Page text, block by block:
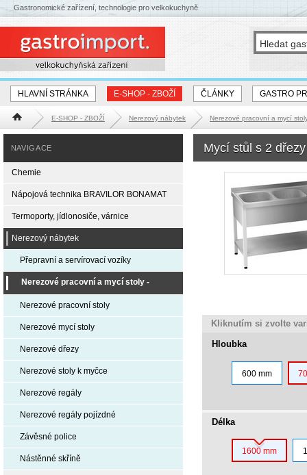
HLAVNÍ STRÁNKA E-SHOP - ZBOŽÍ ČLÁNKY GASTRO
Hlavní stránka E-SHOP - ZBOŽÍ Nerezový nábytek Nerezové pracovní a mycí
Mycí stůl s 2
Kliknutím si zvolte
Hloubka
600 mm
Délka
1600 mm
NAVIGACE
Chemie
Nápojová technika BRAVILOR BONAMAT
Termoporty, jídlonosiče, várnice
Nerezový nábytek
Přepravní a servírovací vozíky
Nerezové pracovní a mycí stoly -
EXPRESS DODÁNÍ
Nerezové pracovní stoly
Nerezové mycí stoly
Nerezové dřezy
Nerezové stoly k myčce
Nerezové regály
Nerezové regály pojízdné
Závěsné police
Nástěnné skříně
Gastronomické zařízení, technologie pro velkokuchyně